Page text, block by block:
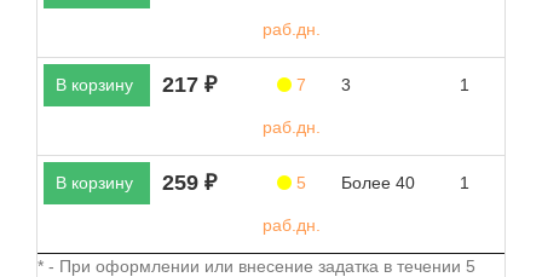
раб.дн.
В корзину 217 ₽ 7
раб.дн.
3 1
В корзину 259 ₽ 5
раб.дн.
Более 40 1
* - При оформлении или внесение задатка в течении 5